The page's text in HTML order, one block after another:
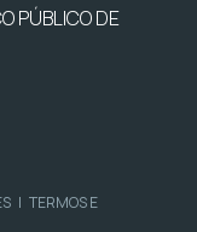
PÚBLICO DE
| TERMOS E